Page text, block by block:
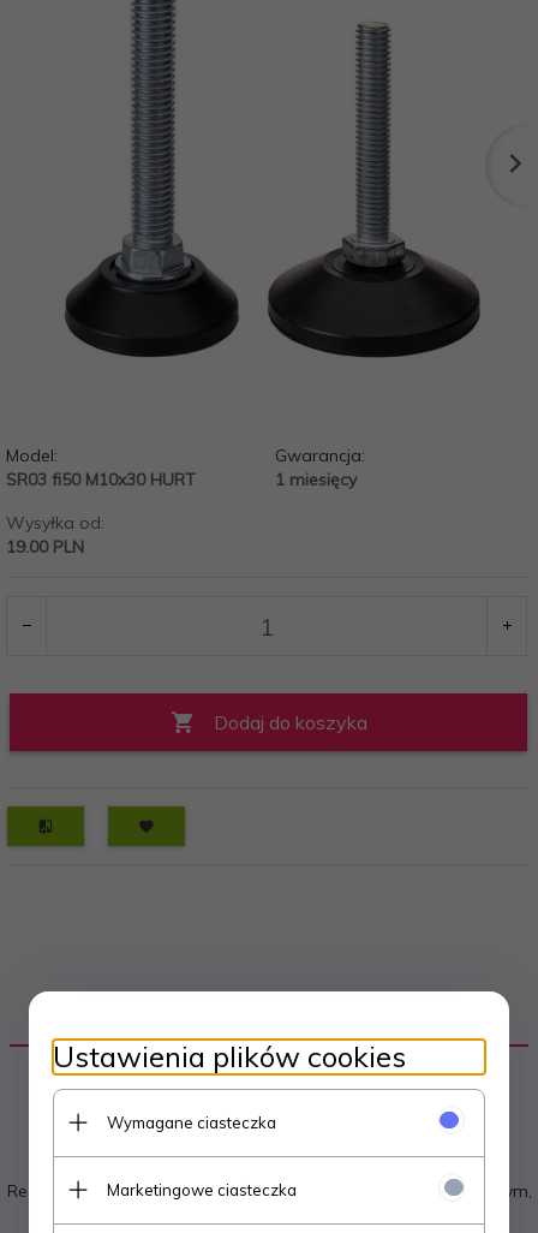
Model:
SR03 fi50 M10x30 HURT
Gwarancja:
1 miesięcy
Wysyłka od:
19.00 PLN
Dodaj do koszyka
STOPKA REGULACYJNO-OBOTOWA
NITOWANA FI50 - M10x30 - 100 sztuk
Regulacyjna nóżka meblowa stosowana w przemyśle meblowym,
Ustawienia plików cookies
Wymagane ciasteczka
Marketingowe ciasteczka